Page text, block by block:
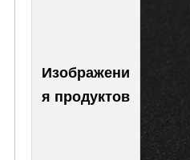
Изображени
я продуктов